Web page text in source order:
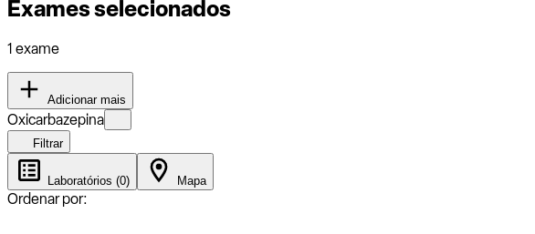
Exames selecionados
1 exame
Adicionar mais
Oxicarbazepina
Filtrar
Laboratórios (0) Mapa
Ordenar por: